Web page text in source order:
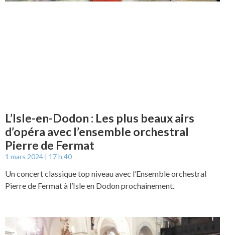
L’Isle-en-Dodon : Les plus beaux airs
d’opéra avec l’ensemble orchestral
Pierre de Fermat
1 mars 2024 17 h 40
Un concert classique top niveau avec l’Ensemble orchestral
Pierre de Fermat à l’Isle en Dodon prochainement.